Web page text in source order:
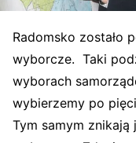
Radomsko zostało
wyborcze. Taki
wyborach
wybierzemy po
Tym samym